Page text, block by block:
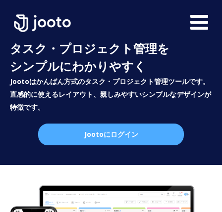
タスク・プロジェクト管理を
シンプルにわかりやすく
Jootoはかんばん方式のタスク・プロジェクト管理ツールです。
直感的に使えるレイアウト、親しみやすいシンプルなデザインが
特徴です。
Jootoにログイン